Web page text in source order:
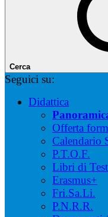
Cerca
Seguici su:
Didattica
Offerta
Calendario
P.T.O.F.
Libri di
Erasmus+
Fri.Sa.Li.
P.N.R.R.